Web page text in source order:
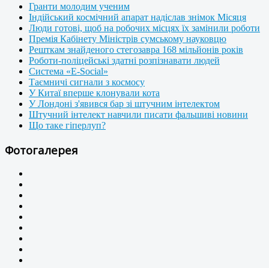
Гранти молодим ученим
Індійський космічний апарат надіслав знімок Місяця
Люди готові, щоб на робочих місцях їх замінили роботи
Премія Кабінету Міністрів сумському науковцю
Решткам знайденого стегозавра 168 мільйонів років
Роботи-поліцейські здатні розпізнавати людей
Система «E-Social»
Таємничі сигнали з космосу
У Китаї вперше клонували кота
У Лондоні з'явився бар зі штучним інтелектом
Штучний інтелект навчили писати фальшиві новини
Що таке гіперлуп?
Фотогалерея